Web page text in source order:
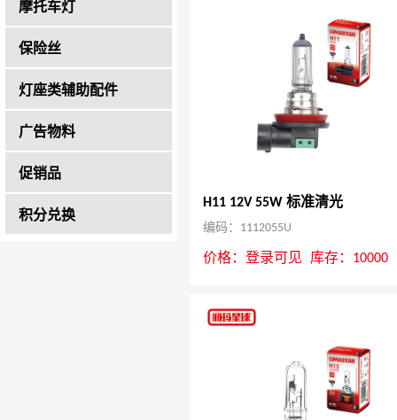
摩托车灯
保险丝
灯座类辅助配件
广告物料
促销品
积分兑换
H11 12V 55W 标准清光
编码：1112055U
价格： 登录可见 库存：10000